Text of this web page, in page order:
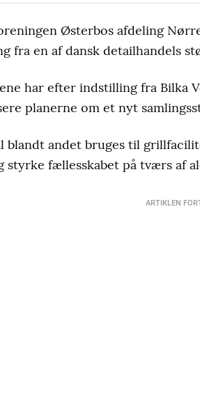
Østerbos afdeling
fra en af dansk detailhandels
har efter indstilling fra Bilka
planerne om et nyt
blandt andet bruges til
styrke fællesskabet på tværs af
ARTIKLEN